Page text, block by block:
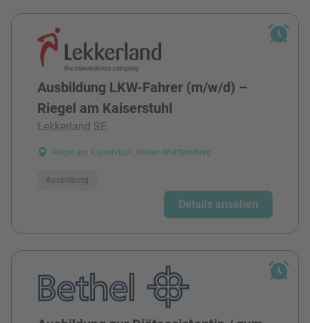
Ausbildung LKW-Fahrer (m/w/d) –
Riegel am Kaiserstuhl
Lekkerland SE
Riegel am Kaiserstuhl, Baden-Württemberg
Ausbildung
Details ansehen